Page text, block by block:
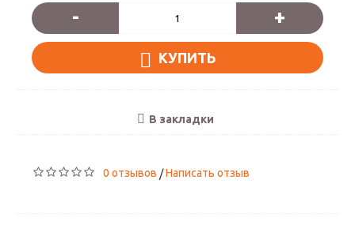
- +
КУПИТЬ
В закладки
0 отзывов /Написать отзыв